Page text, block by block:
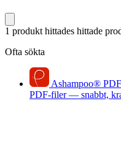
1 produkt hittades hittade
Ofta sökta
Ashampoo®
PDF-filer — snabbt,